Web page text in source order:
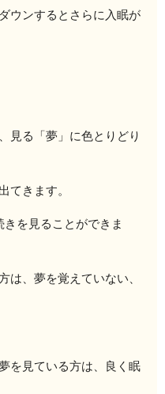
ウンするとさらに入眠が
見る「夢」に色とりどり
てきます。
を見ることができま
は、夢を覚えていない、
を見ている方は、良く眠